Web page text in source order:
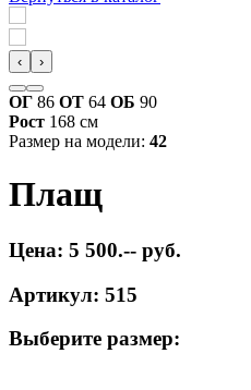
‹ ›
ОГ 86 ОТ 64 ОБ 90
Рост 168 см
Размер на модели: 42
Плащ
Цена: 5 500.-- руб.
Артикул: 515
Выберите размер: